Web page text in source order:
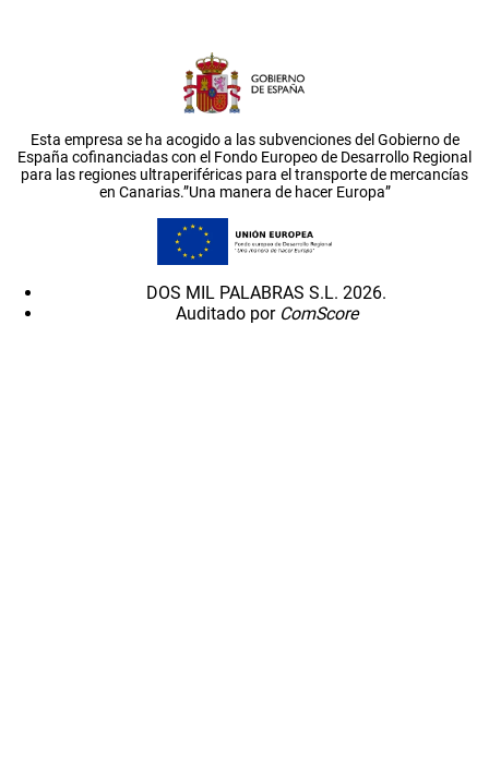
Esta empresa se ha acogido a las subvenciones del Gobierno de
España cofinanciadas con el Fondo Europeo de Desarrollo Regional
para las regiones ultraperiféricas para el transporte de mercancías
en Canarias.”Una manera de hacer Europa”
DOS MIL PALABRAS S.L. 2026.
Auditado por ComScore